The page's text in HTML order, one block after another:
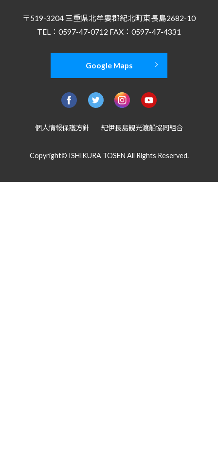
〒519-3204 三重県北牟婁郡紀北町東長島2682-10
TEL：0597-47-0712 FAX：0597-47-4331
Google Maps
個人情報保護方針 紀伊長島観光渡船協同組合
Copyright© ISHIKURA TOSEN All Rights Reserved.